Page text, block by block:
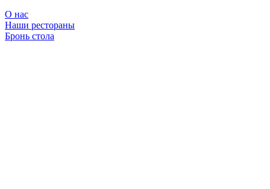
О нас
Наши рестораны
Бронь стола